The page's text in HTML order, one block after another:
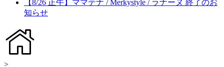
【8/26 正午】ママテナ / Merkystyle / ラナーヌ 終了のお
知らせ
>